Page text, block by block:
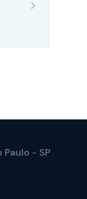
Paulo - SP